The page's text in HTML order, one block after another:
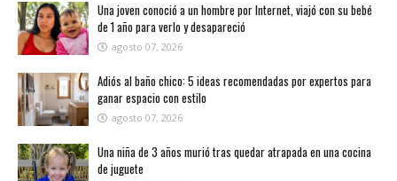
Una joven conoció a un hombre por Internet, viajó con su bebé
de 1 año para verlo y desapareció
agosto 07, 2026
Adiós al baño chico: 5 ideas recomendadas por expertos para
ganar espacio con estilo
agosto 07, 2026
Una niña de 3 años murió tras quedar atrapada en una cocina
de juguete